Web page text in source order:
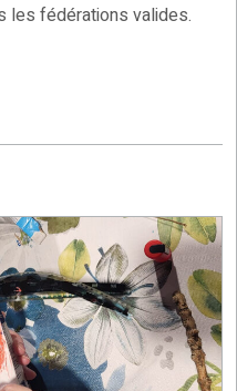
les fédérations valides.